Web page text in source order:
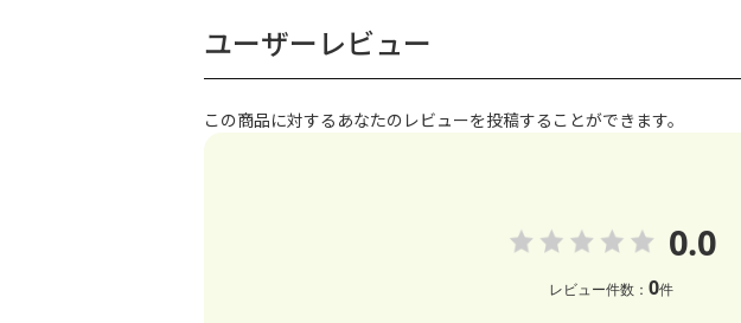
ユーザーレビュー
この商品に対するあなたのレビューを投稿することができます。
0.0
レビュー件数： 0件